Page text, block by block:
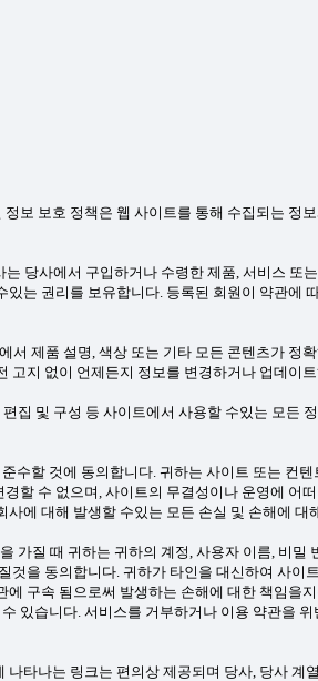
보호 정책은 웹 사이트를 통해 수집되는 정
당사에서 구입하거나 수령한 제품, 서비스 또
는 권리를 보유합니다. 등록된 회원이 약관에
제품 설명, 색상 또는 기타 모든 콘텐츠가 정
지 없이 언제든지 정보를 변경하거나 업데이
및 구성 등 사이트에서 사용할 수있는 모든
할 것에 동의합니다. 귀하는 사이트 또는 컨
수 없으며, 사이트의 무결성이나 운영에 어
에 대해 발생할 수있는 모든 손실 및 손해에 대
질 때 귀하는 귀하의 계정, 사용자 이름, 비
을 동의합니다. 귀하가 타인을 대신하여 사
구속 됨으로써 발생하는 손해에 대한 책임을
습니다. 서비스를 거부하거나 이용 약관을
타나는 링크는 편의상 제공되며 당사, 당사